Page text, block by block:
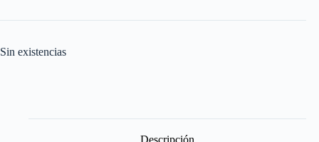
Sin existencias